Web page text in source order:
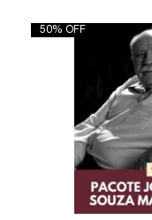
50% OFF